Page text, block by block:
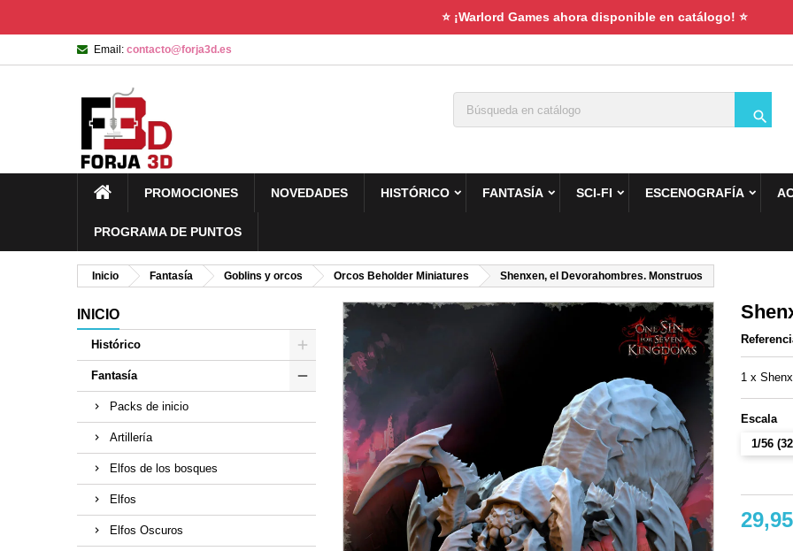
⭐ ¡Warlord Games ahora disponible en catálogo! ⭐
Email: contacto@forja3d.es

PROMOCIONES NOVEDADES HISTÓRICO FANTASÍA SCI-FI ESCENOGRAFÍA
PROGRAMA DE PUNTOS
Inicio Fantasía Goblins y orcos Orcos Beholder Miniatures Shenxen, el Devorahombres. Monstruos
INICIO
Histórico
Fantasía
Packs de inicio
Artillería
Elfos de los bosques
Elfos
Elfos Oscuros
1 x
Escala
1/56